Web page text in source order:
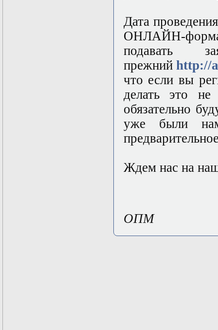
Дата
ОНЛАЙН-
подавать
прежний http://
что если вы
делать это
обязательно
уже были
Ждем нас на
ОПМ